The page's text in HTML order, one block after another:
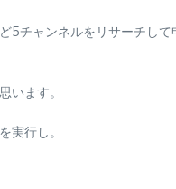
チャンネルをリサーチし
います。
実行し。